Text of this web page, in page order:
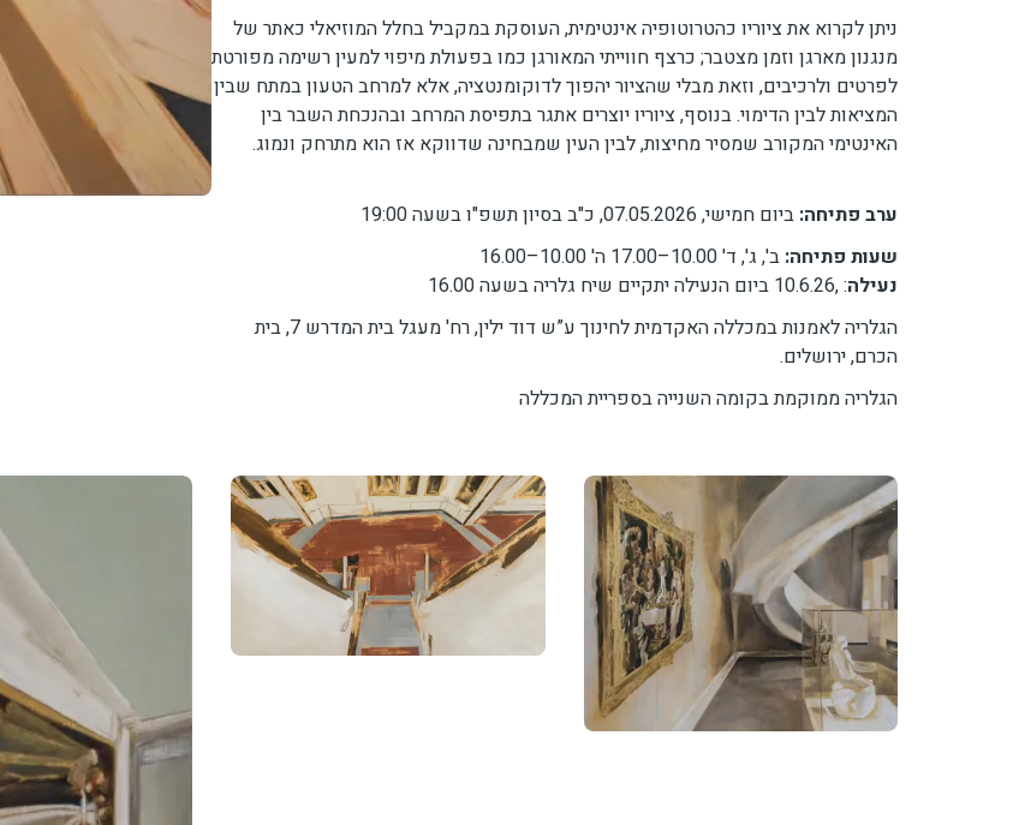
ניתן לקרוא את ציוריו כהטרוטופיה אינטימית, העוסקת במקביל בחלל המוזיאלי כאתר של
מנגנון מארגן וזמן מצטבר; כרצף חווייתי המאורגן כמו בפעולת מיפוי למעין רשימה מפורטת
לפרטים ולרכיבים, וזאת מבלי שהציור יהפוך לדוקומנטציה, אלא למרחב הטעון במתח שבין
המציאות לבין הדימוי. בנוסף, ציוריו יוצרים אתגר בתפיסת המרחב ובהנכחת השבר בין
האינטימי המקורב שמסיר מחיצות, לבין העין שמבחינה שדווקא אז הוא מתרחק ונמוג.
ערב פתיחה: ביום חמישי, 07.05.2026, כ"ב בסיון תשפ"ו בשעה 19:00
שעות פתיחה: ב', ג', ד' 10.00–17.00 ה' 10.00–16.00
נעילה: ,10.6.26 ביום הנעילה יתקיים שיח גלריה בשעה 16.00
הגלריה לאמנות במכללה האקדמית לחינוך ע”ש דוד ילין, רח' מעגל בית המדרש 7, בית
הכרם, ירושלים.
הגלריה ממוקמת בקומה השנייה בספריית המכללה
תמונה תמונה תמונה